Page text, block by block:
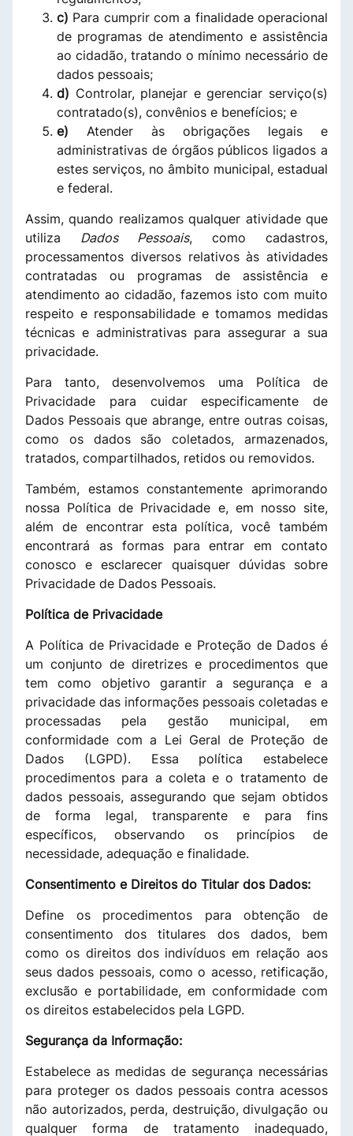
c) Para cumprir com a finalidade operacional
de programas de atendimento e assistência
ao cidadão, tratando o mínimo necessário de
dados pessoais;
d) Controlar, planejar e gerenciar serviço(s)
contratado(s), convênios e benefícios; e
e) Atender às obrigações legais e
administrativas de órgãos públicos ligados a
estes serviços, no âmbito municipal, estadual
e federal.
Assim, quando realizamos qualquer atividade que
utiliza Dados Pessoais, como cadastros,
processamentos diversos relativos às atividades
contratadas ou programas de assistência e
atendimento ao cidadão, fazemos isto com muito
respeito e responsabilidade e tomamos medidas
técnicas e administrativas para assegurar a sua
privacidade.
Para tanto, desenvolvemos uma Política de
Privacidade para cuidar especificamente de
Dados Pessoais que abrange, entre outras coisas,
como os dados são coletados, armazenados,
tratados, compartilhados, retidos ou removidos.
Também, estamos constantemente aprimorando
nossa Política de Privacidade e, em nosso site,
além de encontrar esta política, você também
encontrará as formas para entrar em contato
conosco e esclarecer quaisquer dúvidas sobre
Privacidade de Dados Pessoais.
Política de Privacidade
A Política de Privacidade e Proteção de Dados é
um conjunto de diretrizes e procedimentos que
tem como objetivo garantir a segurança e a
privacidade das informações pessoais coletadas e
processadas pela gestão municipal, em
conformidade com a Lei Geral de Proteção de
Dados (LGPD). Essa política estabelece
procedimentos para a coleta e o tratamento de
dados pessoais, assegurando que sejam obtidos
de forma legal, transparente e para fins
específicos, observando os princípios de
necessidade, adequação e finalidade.
Consentimento e Direitos do Titular dos Dados:
Define os procedimentos para obtenção de
consentimento dos titulares dos dados, bem
como os direitos dos indivíduos em relação aos
seus dados pessoais, como o acesso, retificação,
exclusão e portabilidade, em conformidade com
os direitos estabelecidos pela LGPD.
Segurança da Informação:
Estabelece as medidas de segurança necessárias
para proteger os dados pessoais contra acessos
não autorizados, perda, destruição, divulgação ou
qualquer forma de tratamento inadequado,